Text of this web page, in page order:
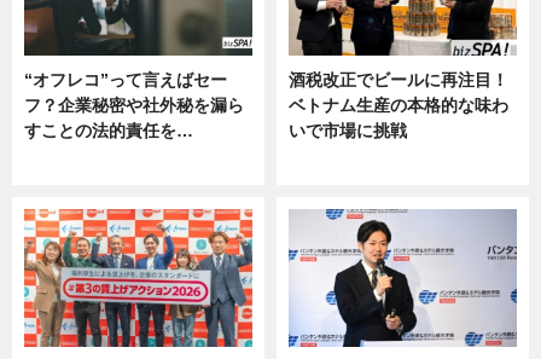
“オフレコ”って言えばセー
フ？企業秘密や社外秘を漏ら
すことの法的責任を…
酒税改正でビールに再注目！
ベトナム生産の本格的な味わ
いで市場に挑戦